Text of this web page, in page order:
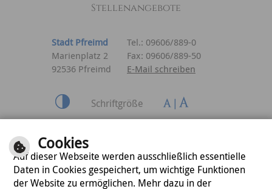
Stellenangebote
Stadt Pfreimd
Tel.: 09606/889-0
Marienplatz 2
Fax: 09606/889-50
92536 Pfreimd
E-Mail schreiben
Schriftgröße
Datenschutzerklärung
Cookies
Auf dieser Webseite werden ausschließlich essentielle
Daten in Cookies gespeichert, um wichtige Funktionen
der Website zu ermöglichen. Mehr dazu in der